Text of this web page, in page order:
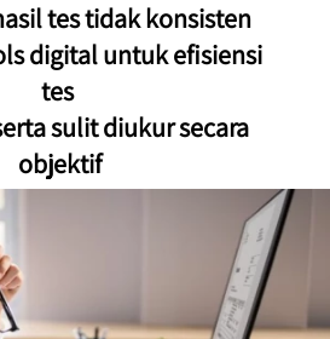
tes tidak konsisten
digital untuk efisiensi
tes
sulit diukur secara
objektif